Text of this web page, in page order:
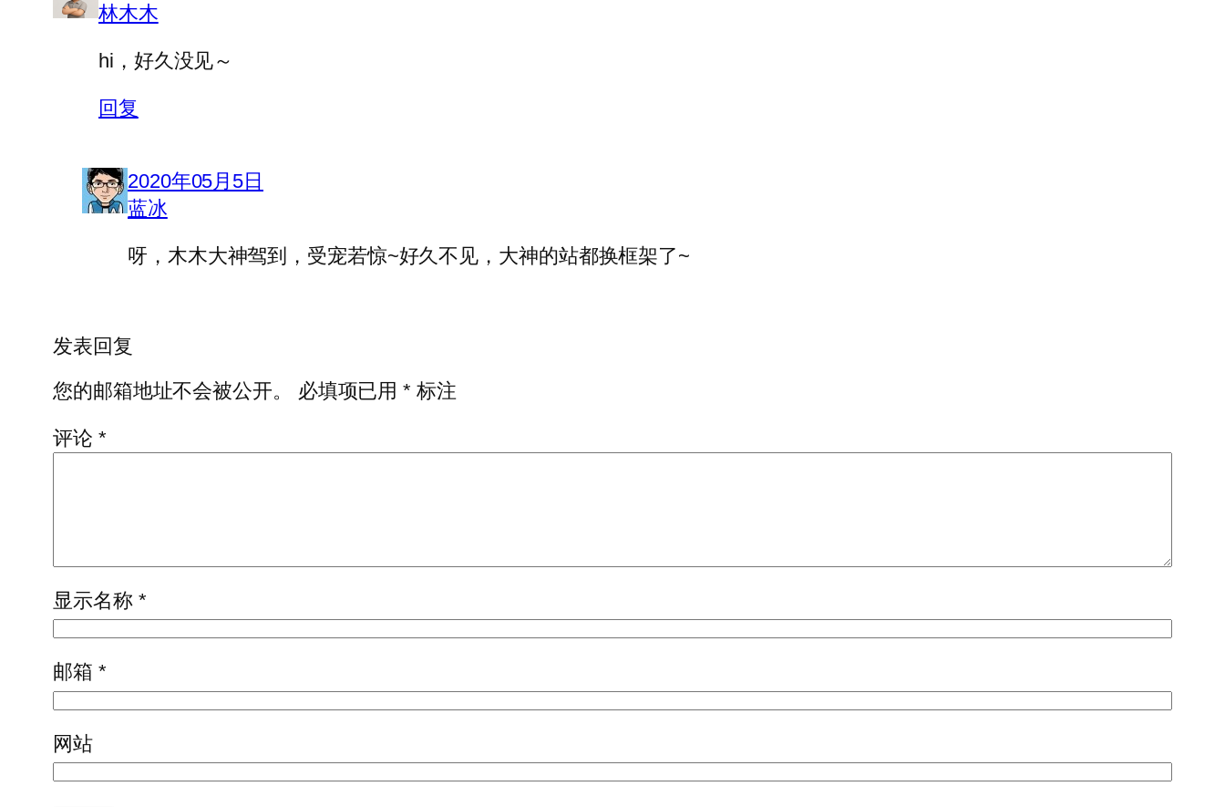
林木木
hi，好久没见～
回复
2020年05月5日
蓝冰
呀，木木大神驾到，受宠若惊~好久不见，大神的站都换框架了~
发表回复
您的邮箱地址不会被公开。
必填项已用* 标注
评论 *
显示名称 *
邮箱 *
网站